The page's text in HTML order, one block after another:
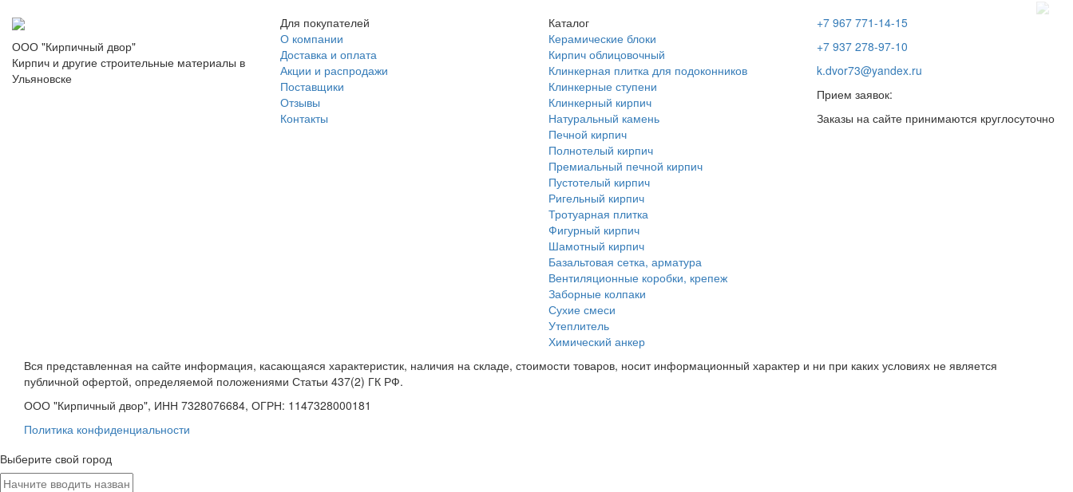
ООО "Кирпичный двор"
Кирпич и другие строительные материалы в
Ульяновске
Для покупателей
О компании
Доставка и оплата
Акции и распродажи
Поставщики
Отзывы
Контакты
Каталог
Керамические блоки
Кирпич облицовочный
Клинкерная плитка для подоконников
Клинкерные ступени
Клинкерный кирпич
Натуральный камень
Печной кирпич
Полнотелый кирпич
Премиальный печной кирпич
Пустотелый кирпич
Ригельный кирпич
Тротуарная плитка
Фигурный кирпич
Шамотный кирпич
Базальтовая сетка, арматура
Вентиляционные коробки, крепеж
Заборные колпаки
Сухие смеси
Утеплитель
Химический анкер
+7 967 771-14-15
+7 937 278-97-10
k.dvor73@yandex.ru
Прием заявок:
Заказы на сайте принимаются круглосуточно
Вся представленная на сайте информация, касающаяся характеристик, наличия на складе, стоимости товаров, носит информационный характер и ни при каких условиях не является
публичной офертой, определяемой положениями Статьи 437(2) ГК РФ.
ООО "Кирпичный двор", ИНН 7328076684, ОГРН: 1147328000181
Политика конфиденциальности
Выберите свой город